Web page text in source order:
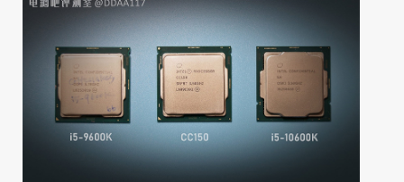
TIETOA
HINTA.FI
KAUPPA
VAIHDA TEEMA